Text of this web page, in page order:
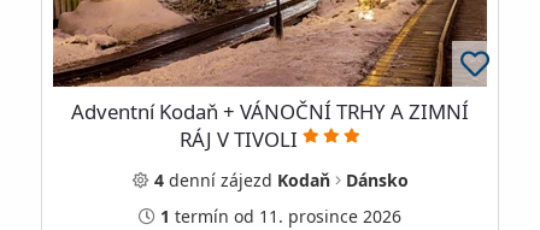
Adventní Kodaň + VÁNOČNÍ TRHY A ZIMNÍ
RÁJ V TIVOLI
4dennízájezd Kodaň
Dánsko
1 termín od 11. prosince 2026